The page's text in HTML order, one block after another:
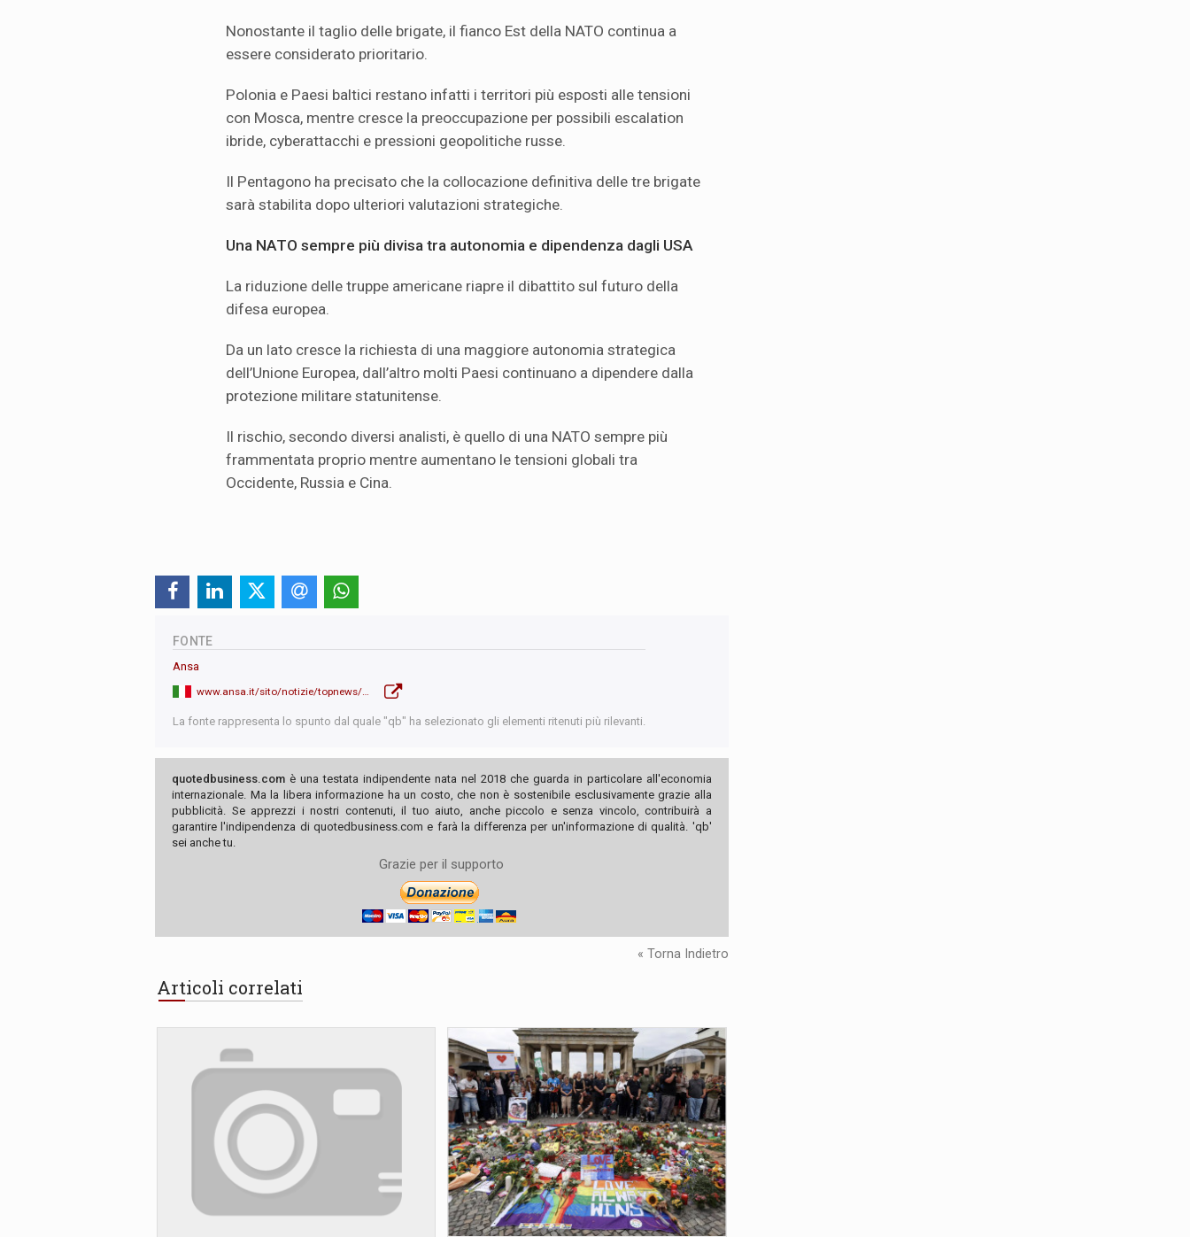
Nonostante il taglio delle brigate, il fianco Est della NATO continua a
essere considerato prioritario.
Polonia e Paesi baltici restano infatti i territori più esposti alle tensioni
con Mosca, mentre cresce la preoccupazione per possibili escalation
ibride, cyberattacchi e pressioni geopolitiche russe.
Il Pentagono ha precisato che la collocazione definitiva delle tre brigate
sarà stabilita dopo ulteriori valutazioni strategiche.
Una NATO sempre più divisa tra autonomia e dipendenza dagli USA
La riduzione delle truppe americane riapre il dibattito sul futuro della
difesa europea.
Da un lato cresce la richiesta di una maggiore autonomia strategica
dell’Unione Europea, dall’altro molti Paesi continuano a dipendere dalla
protezione militare statunitense.
Il rischio, secondo diversi analisti, è quello di una NATO sempre più
frammentata proprio mentre aumentano le tensioni globali tra
Occidente, Russia e Cina.
FONTE
Ansa
La fonte rappresenta lo spunto dal quale "qb" ha selezionato gli elementi ritenuti più rilevanti.
quotedbusiness.com è una testata indipendente nata nel 2018 che guarda in particolare all'economia
internazionale. Ma la libera informazione ha un costo, che non è sostenibile esclusivamente grazie alla
pubblicità. Se apprezzi i nostri contenuti, il tuo aiuto, anche piccolo e senza vincolo, contribuirà a
garantire l'indipendenza di quotedbusiness.com e farà la differenza per un'informazione di qualità. 'qb'
sei anche tu.
Grazie per il supporto
« Torna Indietro
Articoli correlati